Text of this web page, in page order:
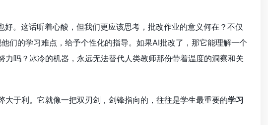
。这话听着心酸，但我们更应该思考，批改作业的意义何在？不仅
们的学习难点，给予个性化的指导。如果AI批改了，那它能理解一个
吗？冰冷的机器，永远无法替代人类教师那份带着温度的洞察和关
大于利。它就像一把双刃剑，剑锋指向的，往往是学生最重要的学习